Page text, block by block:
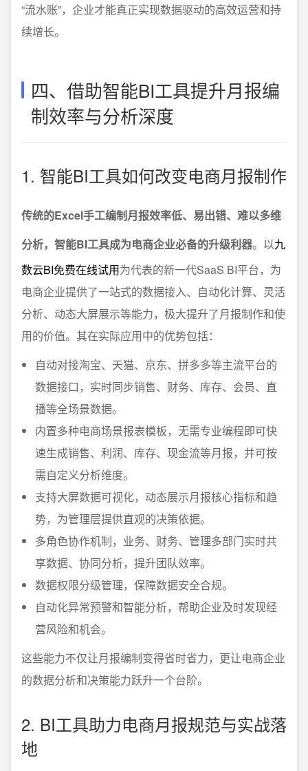
“流水账”，企业才能真正实现数据驱动的高效运营和持
续增长。
四、借助智能BI工具提升月报编
制效率与分析深度
1. 智能BI工具如何改变电商月报制作
传统的Excel手工编制月报效率低、易出错、难以多维
分析，智能BI工具成为电商企业必备的升级利器。以九
数云BI免费在线试用为代表的新一代SaaS BI平台，为
电商企业提供了一站式的数据接入、自动化计算、灵活
分析、动态大屏展示等能力，极大提升了月报制作和使
用的价值。其在实际应用中的优势包括：
自动对接淘宝、天猫、京东、拼多多等主流平台的
数据接口，实时同步销售、财务、库存、会员、直
播等全场景数据。
内置多种电商场景报表模板，无需专业编程即可快
速生成销售、利润、库存、现金流等月报，并可按
需自定义分析维度。
支持大屏数据可视化，动态展示月报核心指标和趋
势，为管理层提供直观的决策依据。
多角色协作机制，业务、财务、管理多部门实时共
享数据、协同分析，提升团队效率。
数据权限分级管理，保障数据安全合规。
自动化异常预警和智能分析，帮助企业及时发现经
营风险和机会。
这些能力不仅让月报编制变得省时省力，更让电商企业
的数据分析和决策能力跃升一个台阶。
2. BI工具助力电商月报规范与实战落
地